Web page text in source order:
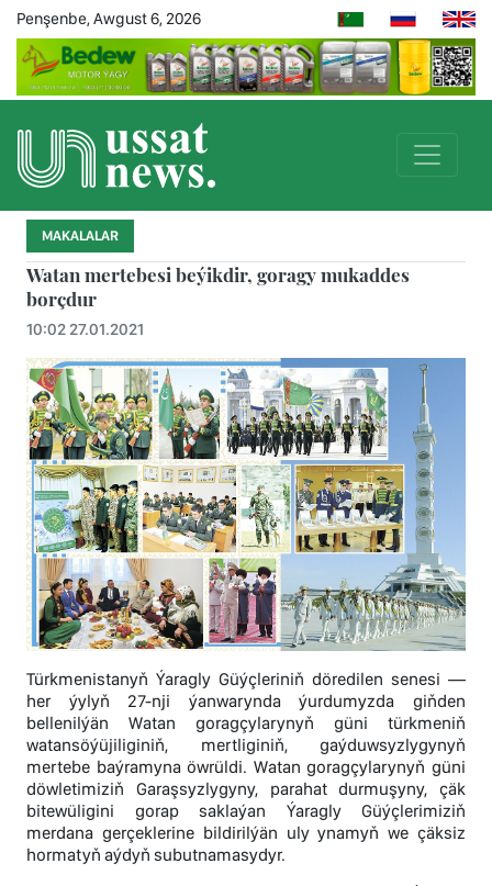
Penşenbe, Awgust 6, 2026
MAKALALAR
Watan mertebesi beýikdir, goragy mukaddes
borçdur
10:02 27.01.2021
Türkmenistanyň Ýaragly Güýçleriniň döredilen senesi —
her ýylyň 27-nji ýanwarynda ýurdumyzda giňden
bellenilýän Watan goragçylarynyň güni türkmeniň
watansöýüjiliginiň, mertliginiň, gaýduwsyzlygynyň
mertebe baýramyna öwrüldi. Watan goragçylarynyň güni
döwletimiziň Garaşsyzlygyny, parahat durmuşyny, çäk
bitewüligini gorap saklaýan Ýaragly Güýçlerimiziň
merdana gerçeklerine bildirilýän uly ynamyň we çäksiz
hormatyň aýdyň subutnamasydyr.